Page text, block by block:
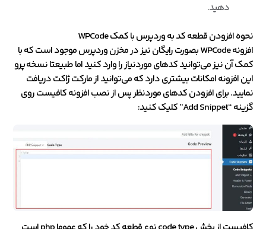
دهید.
نحوه افزودن قطعه کد به وردپرس با کمک WPCode
افزونه WPCode بصورت رایگان نیز در مخزن وردپرس موجود است که با
کمک آن نیز می‌توانید کدهای موردنیاز را وارد کنید اما طبیعتا نسخه پرو
این افزونه امکانات بیشتری دارد که می‌توانید از مارکت ژاکت دریافت
نمایید. برای افزودن کدهای موردنظر پس از نصب افزونه کافیست روی
گزینه “Add Snippet” کلیک کنید: